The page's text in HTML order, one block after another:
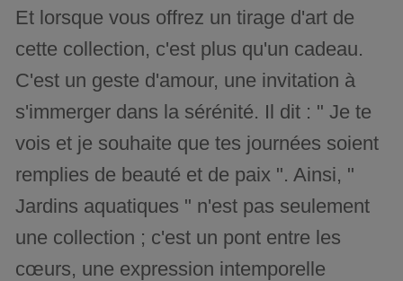
Et lorsque vous offrez un tirage d'art de
cette collection, c'est plus qu'un cadeau.
C'est un geste d'amour, une invitation à
s'immerger dans la sérénité. Il dit : " Je te
vois et je souhaite que tes journées soient
remplies de beauté et de paix ". Ainsi, "
Jardins aquatiques " n'est pas seulement
une collection ; c'est un pont entre les
cœurs, une expression intemporelle